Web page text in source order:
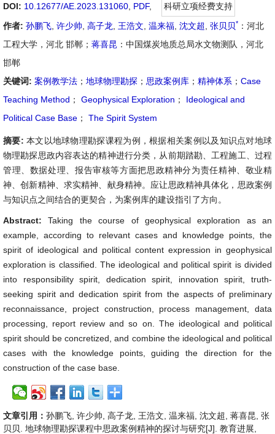
DOI: 10.12677/AE.2023.131060 PDF,
科研立项经费支持
作者: 孙鹏飞 许少帅 高子龙 王浩文 温来福 沈文超 张贝贝* ：河北
工程大学，河北 邯郸； 蒋喜昆 ：中国煤炭地质总局水文物测队，河北
邯郸
关键词: 案例教学法 ； 地球物理勘探 ； 思政案例库 ； 精神体系 ； Case
Teaching Method ； Geophysical Exploration ；
Ideological and
Political Case Base ； The Spirit System
摘要: 本文以地球物理勘探课程为例，根据相关案例以及知识点对地球
物理勘探思政内容表达的精神进行分类，从前期踏勘、工程施工、过程
管理、数据处理、报告审核等方面把思政精神分为责任精神、敬业精
神、创新精神、求实精神、献身精神。应让思政精神具体化，思政案例
与知识点之间结合的更契合，为案例库的建设指引了方向。
Abstract:Taking the course of geophysical exploration as an
example, according to relevant cases and knowledge points, the
spirit of ideological and political content expression in geophysical
exploration is classified. The ideological and political spirit is divided
into responsibility spirit, dedication spirit, innovation spirit, truth-
seeking spirit and dedication spirit from the aspects of preliminary
reconnaissance, project construction, process management, data
processing, report review and so on. The ideological and political
spirit should be concretized, and combine the ideological and political
cases with the knowledge points, guiding the direction for the
construction of the case base.
文章引用： 孙鹏飞, 许少帅, 高子龙, 王浩文, 温来福, 沈文超, 蒋喜昆, 张
贝贝. 地球物理勘探课程中思政案例精神的探讨与研究[J]. 教育进展,